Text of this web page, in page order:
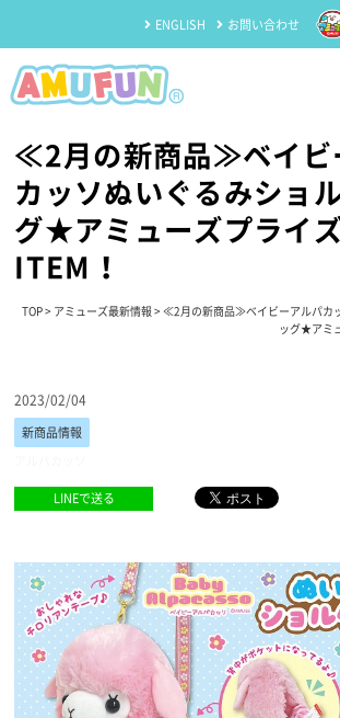
ENGLISH お問い合わせ
≪2月の新商品≫ベイビ
カッソぬいぐるみショ
グ★アミューズプライ
ITEM！
TOP> アミューズ最新情報> ≪2月の新商品≫ベイビーアルパカ
ッグ★アミ
2023/02/04
新商品情報
LINEで送る